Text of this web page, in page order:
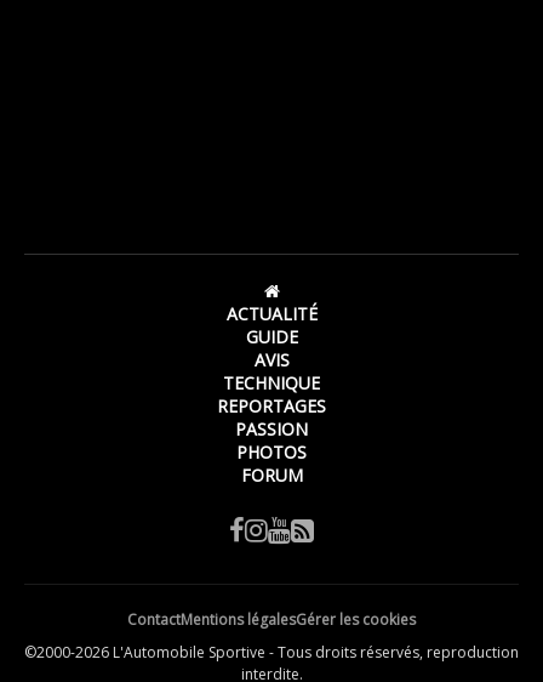
ACTUALITÉ
GUIDE
AVIS
TECHNIQUE
REPORTAGES
PASSION
PHOTOS
FORUM
ContactMentions légalesGérer les cookies
©2000-2026 L'Automobile Sportive - Tous droits réservés, reproduction
interdite.